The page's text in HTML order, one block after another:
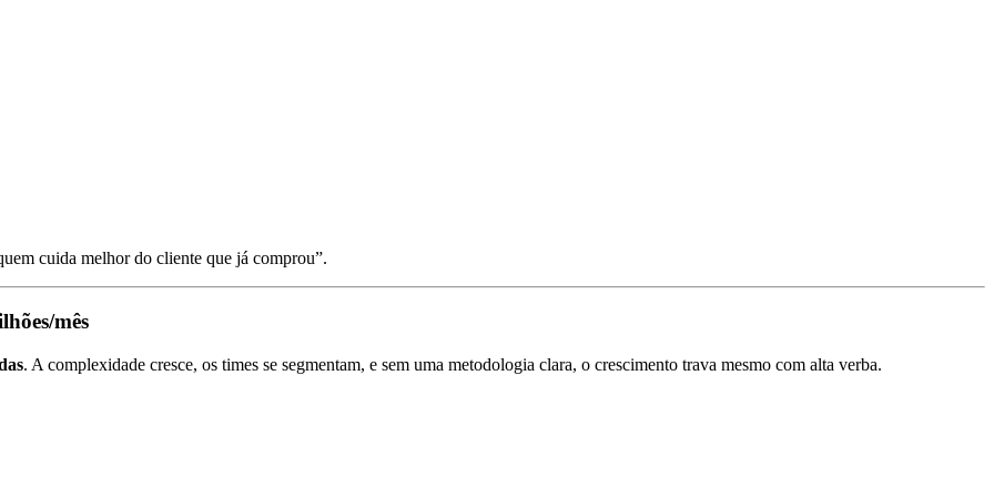
cuida melhor do cliente que já comprou”.
mês
. A complexidade cresce, os times se segmentam, e sem uma metodologia clara, o crescimento trava mesmo com alta verba.